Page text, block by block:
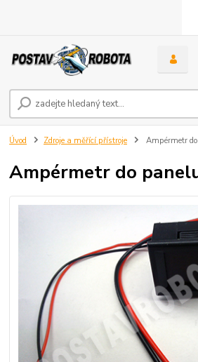
Úvod Zdroje a měřící přístroje Ampérmetr
Ampérmetr do